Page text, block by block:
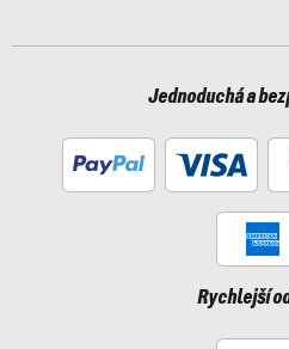
Jednoduchá a
Rychlejší